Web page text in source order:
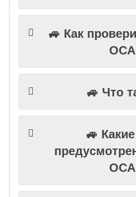
🚙 Как
🚙 Что
🚙